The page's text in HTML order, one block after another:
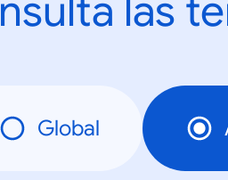
las
Global